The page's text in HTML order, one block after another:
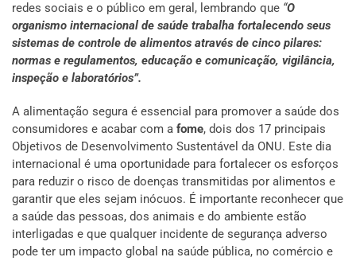
redes sociais e o público em geral, lembrando que “O
organismo internacional de saúde trabalha fortalecendo seus
sistemas de controle de alimentos através de cinco pilares:
normas e regulamentos, educação e comunicação, vigilância,
inspeção e laboratórios”.
A alimentação segura é essencial para promover a saúde dos
consumidores e acabar com a fome, dois dos 17 principais
Objetivos de Desenvolvimento Sustentável da ONU. Este dia
internacional é uma oportunidade para fortalecer os esforços
para reduzir o risco de doenças transmitidas por alimentos e
garantir que eles sejam inócuos. É importante reconhecer que
a saúde das pessoas, dos animais e do ambiente estão
interligadas e que qualquer incidente de segurança adverso
pode ter um impacto global na saúde pública, no comércio e